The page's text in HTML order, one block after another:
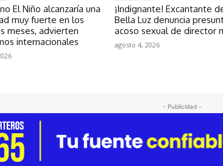
El Niño alcanzaría una
muy fuerte en los
meses, advierten
internacionales
¡Indignante! Excantante
Bella Luz denuncia
acoso sexual de director
agosto 4, 2026
- Publicidad -